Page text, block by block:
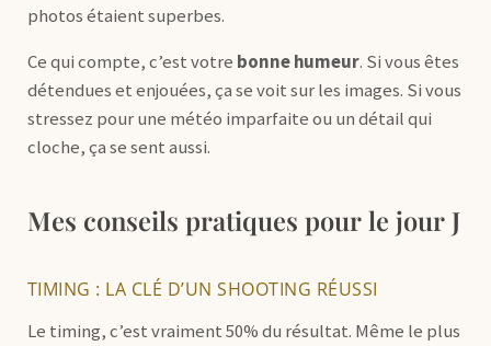
photos étaient superbes.
Ce qui compte, c’est votre bonne humeur. Si vous êtes
détendues et enjouées, ça se voit sur les images. Si vous
stressez pour une météo imparfaite ou un détail qui
cloche, ça se sent aussi.
Mes conseils pratiques pour le jour J
TIMING : LA CLÉ D’UN SHOOTING RÉUSSI
Le timing, c’est vraiment 50% du résultat. Même le plus